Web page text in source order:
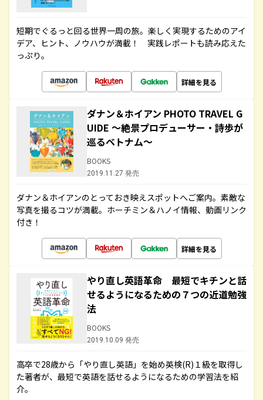
短期でぐるっと回る世界一周の旅。楽しく実現するためのアイ
デア、ヒント、ノウハウが満載！ 実践レポートも読み応えた
っぷり。
詳細を見る
ダナン＆ホイアン PHOTO TRAVEL G
UIDE ～絶景プロデューサー・詩歩が
巡るベトナム～
BOOKS
2019.11.27 発売
ダナン＆ホイアンのとっておき映えスポットへご案内。素敵な
写真を撮るコツが満載。ホーチミン＆ハノイ情報、動画リンク
付き！
詳細を見る
やり直し英語革命 最短でキチンと話
せるようになるための７つの近道勉強
法
BOOKS
2019.10.09 発売
高卒で28歳から「やり直し英語」を始め英検(R)１級を取得し
た著者が、最短で英語を話せるようになるための学習法を紹
介。